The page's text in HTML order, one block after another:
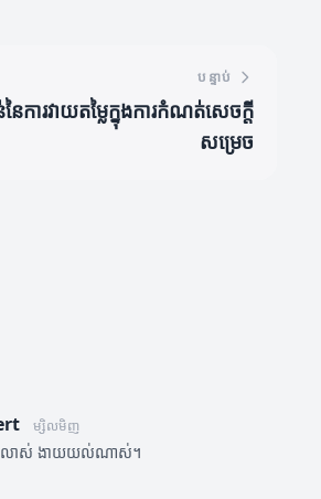
បន្ទាប់
ៃការវាយតម្លៃក្នុងការកំណត់សេចក្តី
សម្រេច
ម្សិលមិញ
ស់លាស់ ងាយយល់ណាស់។